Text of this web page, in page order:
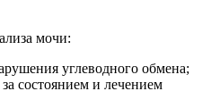
мочи:
углеводного обмена;
состоянием и лечением